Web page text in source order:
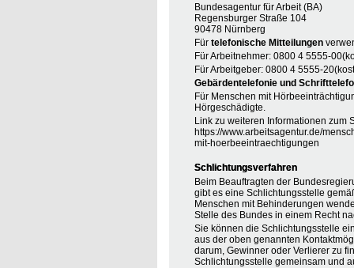
Bundesagentur für Arbeit (BA)
Regensburger Straße 104
90478 Nürnberg
Für telefonische Mitteilungen
Für Arbeitnehmer: 0800 4 5555-
Für Arbeitgeber: 0800 4 5555-
Gebärdentelefonie und
Für Menschen mit
Hörgeschädigte.
Link zu weiteren Informationen zum
https://www.arbeitsagentur.de/
mit-hoerbeeintraechtigungen
Schlichtungsverfahren
Beim Beauftragten der
gibt es eine Schlichtungsstelle
Menschen mit Behinderungen
Stelle des Bundes in einem Recht
Sie können die Schlichtungsstelle
aus der oben genannten
darum, Gewinner oder Verlierer zu
Schlichtungsstelle gemeinsam und